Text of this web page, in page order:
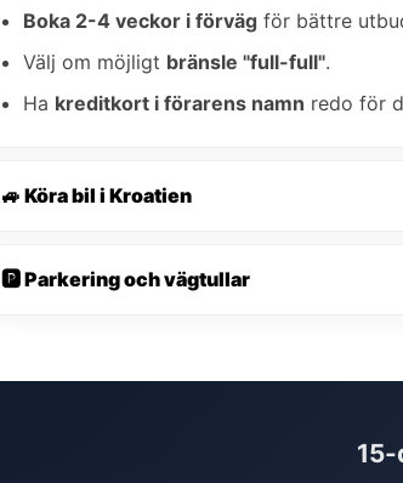
Boka 2-4 veckor i förväg för bättre
Välj om möjligt bränsle "full-full".
Ha kreditkort i förarens namn redo för
🚙 Köra bil i Kroatien
🅿️ Parkering och vägtullar